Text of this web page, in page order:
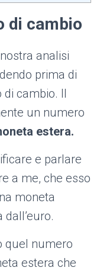
di cambio
analisi
prima di
cambio. Il
un numero
estera.
e parlare
a me, che esso
moneta
quel numero
estera che